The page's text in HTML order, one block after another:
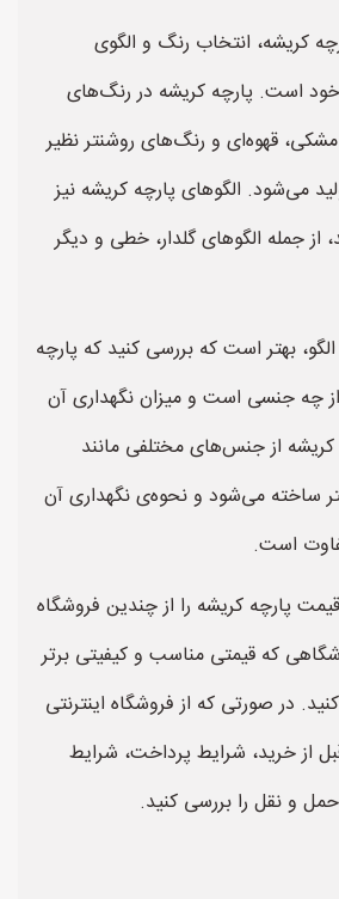
کریشه، انتخاب رنگ و الگوی
است. پارچه کریشه در رنگ‌های
قهوه‌ای و رنگ‌های روشنتر نظیر
می‌شود. الگوهای پارچه کریشه نیز
از جمله الگوهای گلدار، خطی و دیگر
بهتر است که بررسی کنید که پارچه
چه جنسی است و میزان نگهداری آن
از جنس‌های مختلفی مانند
ساخته می‌شود و نحوه‌ی نگهداری آن
است.
پارچه کریشه را از چندین فروشگاه
که قیمتی مناسب و کیفیتی برتر
در صورتی که از فروشگاه اینترنتی
از خرید، شرایط پرداخت، شرایط
و نقل را بررسی کنید.